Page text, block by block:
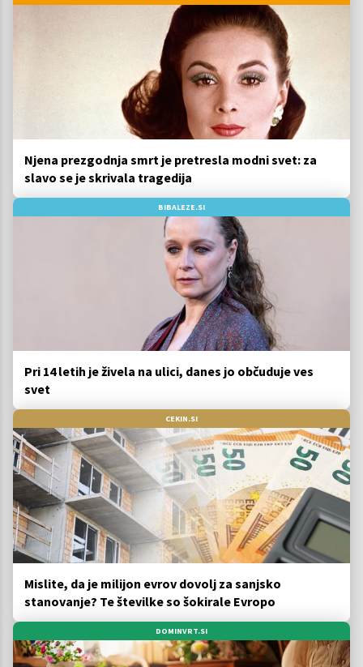
Njena prezgodnja smrt je pretresla modni svet: za
slavo se je skrivala tragedija
BIBALEZE.SI
Pri 14 letih je živela na ulici, danes jo občuduje ves
svet
CEKIN.SI
Mislite, da je milijon evrov dovolj za sanjsko
stanovanje? Te številke so šokirale Evropo
DOMINVRT.SI